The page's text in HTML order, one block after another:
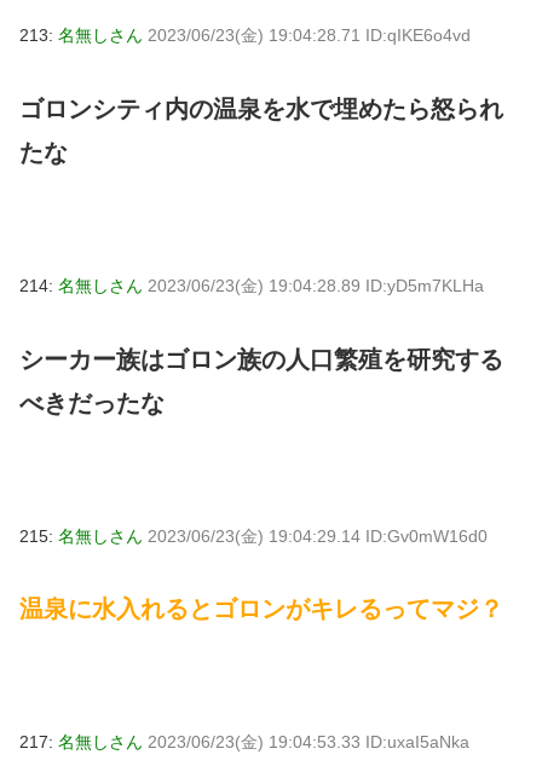
213: 名無しさん 2023/06/23(金) 19:04:28.71 ID:qIKE6o4vd
ゴロンシティ内の温泉を水で埋めたら怒られ
たな
214: 名無しさん 2023/06/23(金) 19:04:28.89 ID:yD5m7KLHa
シーカー族はゴロン族の人口繁殖を研究する
べきだったな
215: 名無しさん 2023/06/23(金) 19:04:29.14 ID:Gv0mW16d0
温泉に水入れるとゴロンがキレるってマジ？
217: 名無しさん 2023/06/23(金) 19:04:53.33 ID:uxaI5aNka